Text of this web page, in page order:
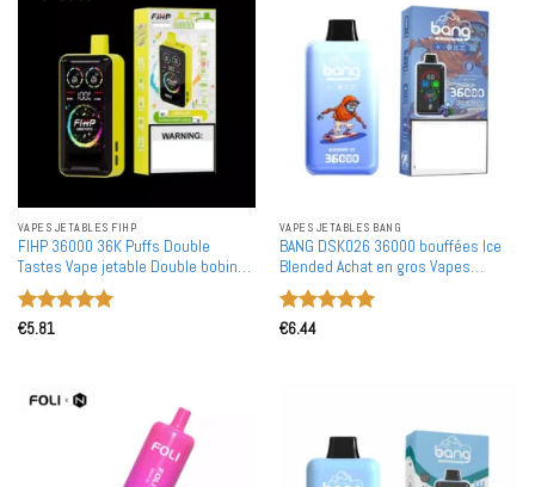
VAPES JETABLES FIHP
FIHP 36000 36K Puffs Double
Tastes Vape jetable Double bobine
maille Affichage LED complet En
gros
Note
€5.81
VAPES JETABLES BANG
BANG DSK026 36000 bouffées Ice
Blended Achat en gros Vapes
jetables rechargeables en gros
Note
€6.44